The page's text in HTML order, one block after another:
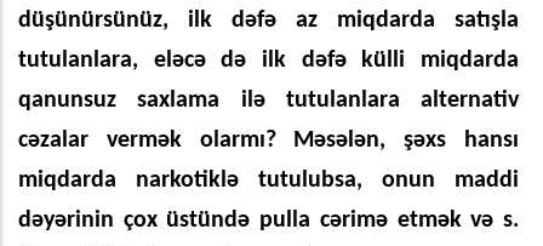
düşünürsünüz, ilk dəfə az miqdarda satışla
tutulanlara, eləcə də ilk dəfə külli miqdarda
qanunsuz saxlama ilə tutulanlara alternativ
cəzalar vermək olarmı? Məsələn, şəxs hansı
miqdarda narkotiklə tutulubsa, onun maddi
dəyərinin çox üstündə pulla cərimə etmək və s.